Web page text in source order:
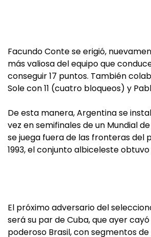
Facundo Conte se erigió,
más valiosa del equipo que
conseguir 17 puntos. También
Sole con 11 (cuatro bloqueos) y
De esta manera, Argentina se
vez en semifinales de un Mundial
se juega fuera de las fronteras del
1993, el conjunto albiceleste
El próximo adversario del
será su par de Cuba, que ayer
poderoso Brasil, con segmentos de